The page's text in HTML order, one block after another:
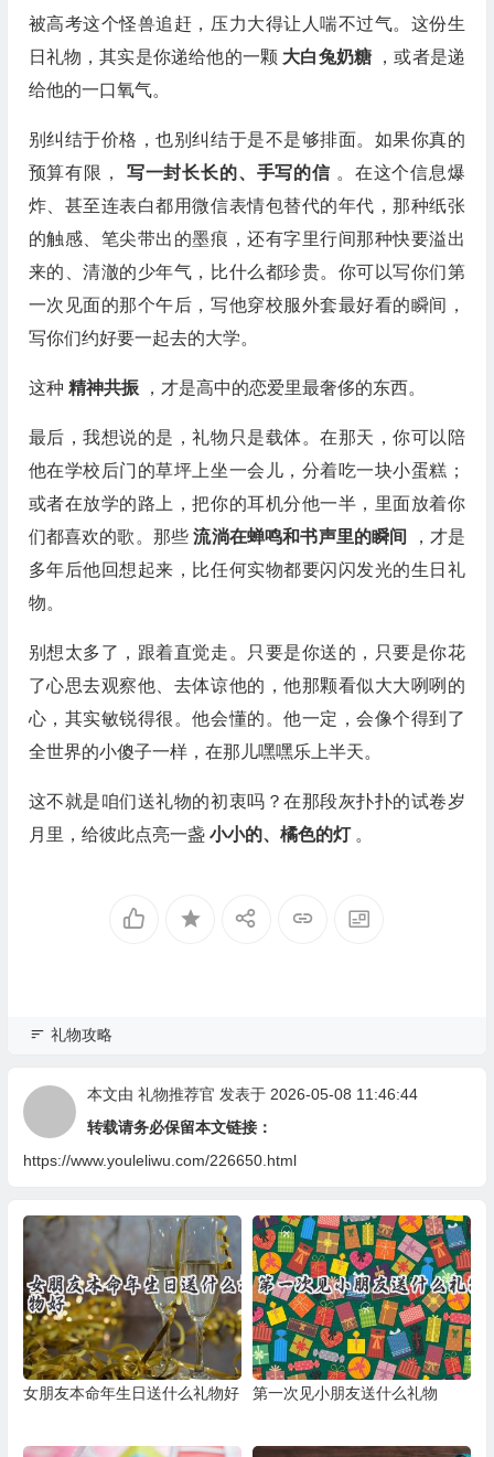
被高考这个怪兽追赶，压力大得让人喘不过气。这份生
日礼物，其实是你递给他的一颗 大白兔奶糖
，或者是递
给他的一口氧气。
别纠结于价格，也别纠结于是不是够排面。如果你真的
预算有限， 写一封长长的、手写的信 。在这个信息爆
炸、甚至连表白都用微信表情包替代的年代，那种纸张
的触感、笔尖带出的墨痕，还有字里行间那种快要溢出
来的、清澈的少年气，比什么都珍贵。你可以写你们第
一次见面的那个午后，写他穿校服外套最好看的瞬间，
写你们约好要一起去的大学。
这种 精神共振 ，才是高中的恋爱里最奢侈的东西。
最后，我想说的是，礼物只是载体。在那天，你可以陪
他在学校后门的草坪上坐一会儿，分着吃一块小蛋糕；
或者在放学的路上，把你的耳机分他一半，里面放着你
们都喜欢的歌。那些流淌在蝉鸣和书声里的瞬间
，才是
多年后他回想起来，比任何实物都要闪闪发光的生日礼
物。
别想太多了，跟着直觉走。只要是你送的，只要是你花
了心思去观察他、去体谅他的，他那颗看似大大咧咧的
心，其实敏锐得很。他会懂的。他一定，会像个得到了
全世界的小傻子一样，在那儿嘿嘿乐上半天。
这不就是咱们送礼物的初衷吗？在那段灰扑扑的试卷岁
月里，给彼此点亮一盏 小小的、橘色的灯 。
礼物攻略
本文由 礼物推荐官 发表于 2026-05-08 11:46:44
转载请务必保留本文链接：
https://www.youleliwu.com/226650.html
女朋友本命年生日送什么礼物好 第一次见小朋友送什么礼物